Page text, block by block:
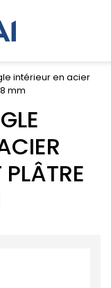
intérieur en acier
mm